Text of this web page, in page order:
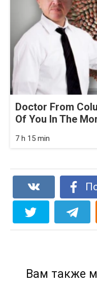
Doctor From
Of You In The
7 h 15 min
Вам также